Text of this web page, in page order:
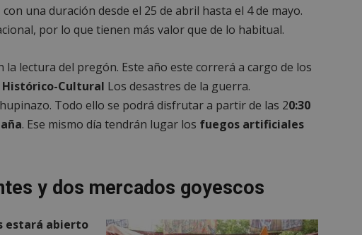
con una duración desde el 25 de abril hasta el 4 de mayo.
por lo que tienen más valor que de lo habitual.
la lectura del pregón. Este año este correrá a cargo de los
Histórico-Cultural Los desastres de la guerra.
Todo ello se podrá disfrutar a partir de las 20:30
. Ese mismo día tendrán lugar los fuegos artificiales
y dos mercados goyescos
estará abierto